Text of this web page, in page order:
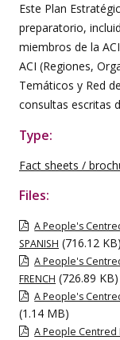
Este Plan
preparatorio,
miembros de la
ACI (Regiones,
Temáticos y Red
consultas escritas
Type:
Fact sheets /
Files:
A People's
SPANISH (716.12 KB)
A People's
FRENCH (726.89 KB)
A People's
(1.14 MB)
A People